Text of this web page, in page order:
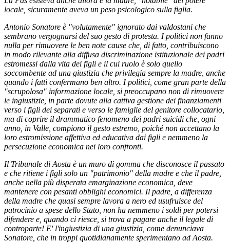
locale, sicuramente aveva un peso psicologico sulla figlia.
Antonio Sonatore è "volutamente" ignorato dai valdostani che
sembrano vergognarsi del suo gesto di protesta. I politici non fanno
nulla per rimuovere le ben note cause che, di fatto, contribuiscono
in modo rilevante alla diffusa discriminazione istituzionale dei padri
estromessi dalla vita dei figli e il cui ruolo è solo quello
soccombente ad una giustizia che privilegia sempre la madre, anche
quando i fatti confermano ben altro. I politici, come gran parte della
"scrupolosa" informazione locale, si preoccupano non di rimuovere
le ingiustizie, in parte dovute alla cattiva gestione dei finanziamenti
verso i figli dei separati e verso le famiglie del genitore collocatario,
ma di coprire il drammatico fenomeno dei padri suicidi che, ogni
anno, in Valle, compiono il gesto estremo, poiché non accettano la
loro estromissione affettiva ed educativa dai figli e nemmeno la
persecuzione economica nei loro confronti.
Il Tribunale di Aosta è un muro di gomma che disconosce il passato
e che ritiene i figli solo un "patrimonio" della madre e che il padre,
anche nella più disperata emarginazione economica, deve
mantenere con pesanti obblighi economici. Il padre, a differenza
della madre che quasi sempre lavora a nero ed usufruisce del
patrocinio a spese dello Stato, non ha nemmeno i soldi per potersi
difendere e, quando ci riesce, si trova a pagare anche il legale di
controparte! E' l'ingiustizia di una giustizia, come denunciava
Sonatore, che in troppi quotidianamente sperimentano ad Aosta.